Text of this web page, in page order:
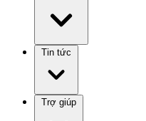
Tin tức
Trợ giúp